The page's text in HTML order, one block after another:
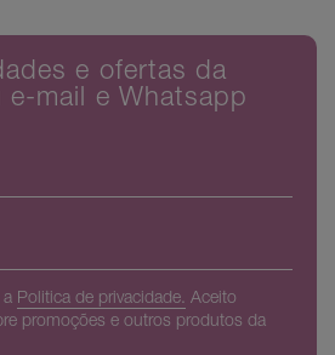
e ofertas da
e-mail e Whatsapp
a Politica de privacidade. Aceito
promoções e outros produtos da